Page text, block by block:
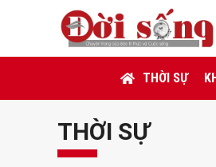
THỜI SỰ
THỜI SỰ